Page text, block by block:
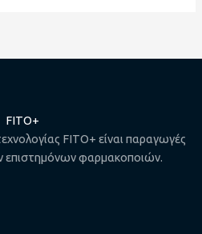
FITO+
FITO+ είναι παραγωγές
επιστημόνων φαρμακοποιών.